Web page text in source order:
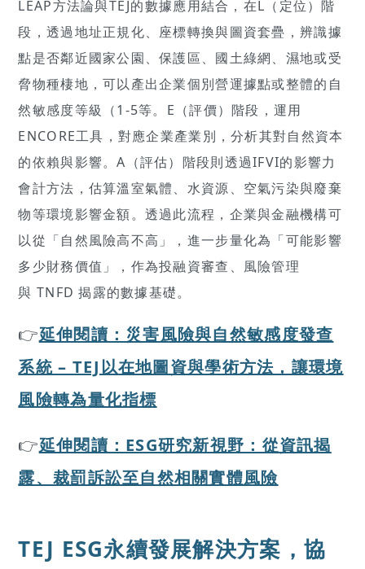
LEAP方法論與TEJ的數據應用結合，在L（定位）階
段，透過地址正規化、座標轉換與圖資套疊，辨識據
點是否鄰近國家公園、保護區、國土綠網、濕地或受
脅物種棲地，可以產出企業個別營運據點或整體的自
然敏感度等級（1-5等。E（評價）階段，運用
ENCORE工具，對應企業產業別，分析其對自然資本
的依賴與影響。A（評估）階段則透過IFVI的影響力
會計方法，估算溫室氣體、水資源、空氣污染與廢棄
物等環境影響金額。透過此流程，企業與金融機構可
以從「自然風險高不高」，進一步量化為「可能影響
多少財務價值」，作為投融資審查、風險管理
與 TNFD 揭露的數據基礎。
👉延伸閱讀：災害風險與自然敏感度發查
系統 – TEJ以在地圖資與學術方法，讓環境
風險轉為量化指標
👉延伸閱讀：ESG研究新視野：從資訊揭
露、裁罰訴訟至自然相關實體風險
TEJ ESG永續發展解決方案，協